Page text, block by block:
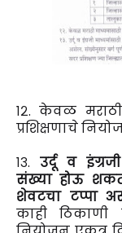
१२. केवळ
प्रशिक्षणाचे
१३. उर्दू व
संख्या होऊ शकत
शेवटचा टप्पा
काही ठिकाणी